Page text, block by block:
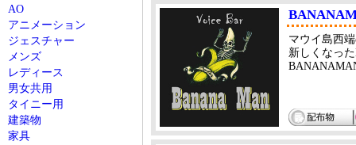
AO
アニメーション
ジェスチャー
メンズ
レディース
男女共用
タイニー用
建築物
家具
マウイ島西
新しくなっ